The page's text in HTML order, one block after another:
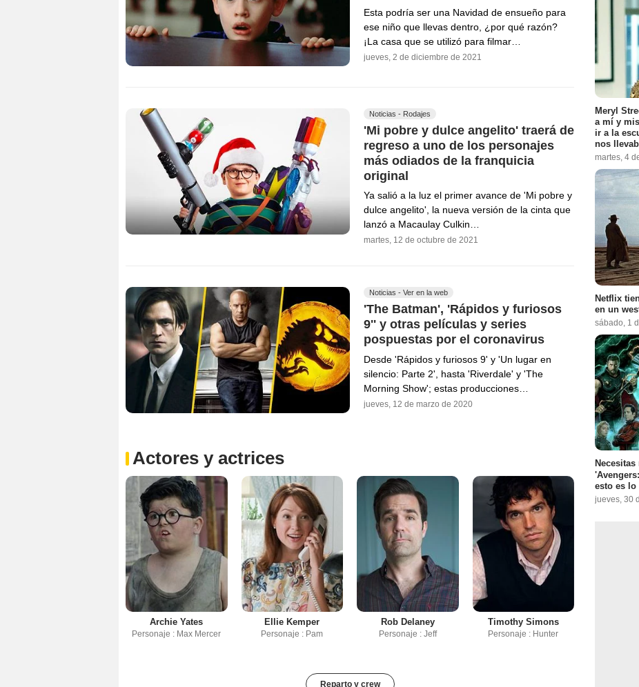
Esta podría ser una Navidad de ensueño para
ese niño que llevas dentro, ¿por qué razón?
¡La casa que se utilizó para filmar…
jueves, 2 de diciembre de 2021
Noticias - Rodajes
'Mi pobre y dulce angelito' traerá de
regreso a uno de los personajes
más odiados de la franquicia
original
Ya salió a la luz el primer avance de 'Mi pobre y
dulce angelito', la nueva versión de la cinta que
lanzó a Macaulay Culkin…
martes, 12 de octubre de 2021
Noticias - Ver en la web
'The Batman', 'Rápidos y furiosos
9'' y otras películas y series
pospuestas por el coronavirus
Desde 'Rápidos y furiosos 9' y 'Un lugar en
silencio: Parte 2', hasta 'Riverdale' y 'The
Morning Show'; estas producciones…
jueves, 12 de marzo de 2020
Actores y actrices
Archie Yates
Personaje : Max Mercer
Ellie Kemper
Personaje : Pam
Rob Delaney
Personaje : Jeff
Timothy Simons
Personaje : Hunter
Reparto y crew
Meryl
a mí y
ir a la
nos
martes, 4
Netflix
en un
sábado, 1
esto es lo
jueves, 30